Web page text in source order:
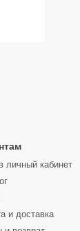
личный кабинет
и доставка